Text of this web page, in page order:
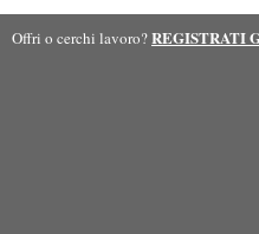
Offri o cerchi lavoro?REGISTRATI